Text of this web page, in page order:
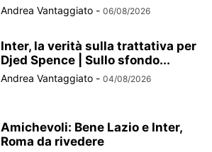
Andrea Vantaggiato - 06/08/2026
Inter, la verità sulla trattativa per
Djed Spence | Sullo sfondo...
Andrea Vantaggiato - 04/08/2026
Amichevoli: Bene Lazio e Inter,
Roma da rivedere